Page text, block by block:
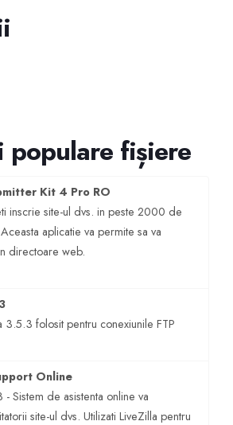
/ WHMSonic
populare fișiere
Kit 4 Pro RO
inscrie site-ul dvs. in peste 2000 de
aplicatie va permite sa va
directoare web.
3.5.3 folosit pentru conexiunile FTP
Online
Sistem de asistenta online va
site-ul dvs. Utilizati LiveZilla pentru